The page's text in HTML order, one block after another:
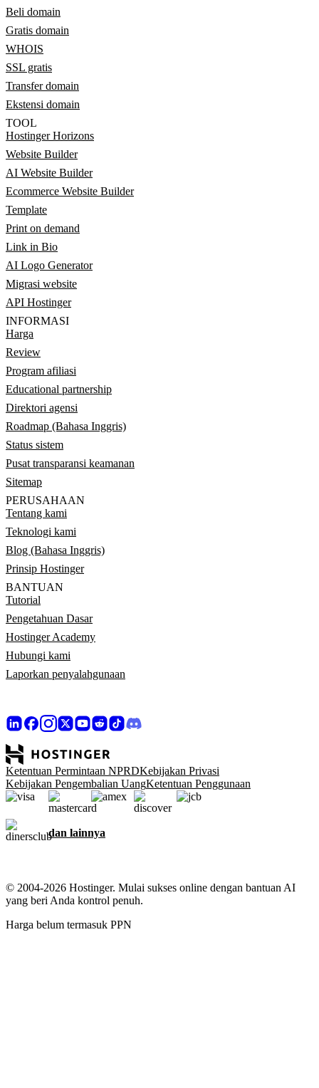
Beli domain
Gratis domain
WHOIS
SSL gratis
Transfer domain
Ekstensi domain
TOOL
Hostinger Horizons
Website Builder
AI Website Builder
Ecommerce Website Builder
Template
Print on demand
Link in Bio
AI Logo Generator
Migrasi website
API Hostinger
INFORMASI
Harga
Review
Program afiliasi
Educational partnership
Direktori agensi
Roadmap (Bahasa Inggris)
Status sistem
Pusat transparansi keamanan
Sitemap
PERUSAHAAN
Tentang kami
Teknologi kami
Blog (Bahasa Inggris)
Prinsip Hostinger
BANTUAN
Tutorial
Pengetahuan Dasar
Hostinger Academy
Hubungi kami
Laporkan penyalahgunaan
Ketentuan Permintaan NPRDKebijakan Privasi
Kebijakan Pengembalian UangKetentuan Penggunaan
dan lainnya
© 2004-2026 Hostinger. Mulai sukses online dengan bantuan AI
yang beri Anda kontrol penuh.
Harga belum termasuk PPN